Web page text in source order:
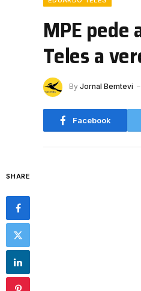
MPE pede
Teles a
By Jornal Bemtevi
Facebook
SHARE